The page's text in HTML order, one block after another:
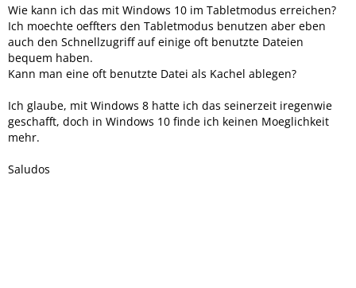
Wie kann ich das mit Windows 10 im Tabletmodus erreichen?
Ich moechte oeffters den Tabletmodus benutzen aber eben
auch den Schnellzugriff auf einige oft benutzte Dateien
bequem haben.
Kann man eine oft benutzte Datei als Kachel ablegen?
Ich glaube, mit Windows 8 hatte ich das seinerzeit iregenwie
geschafft, doch in Windows 10 finde ich keinen Moeglichkeit
mehr.
Saludos